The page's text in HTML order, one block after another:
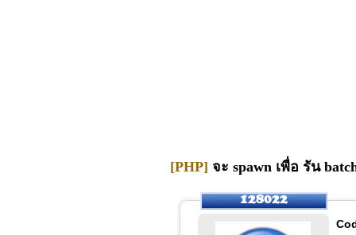
[PHP] จะ spawn เพื่อ รัน